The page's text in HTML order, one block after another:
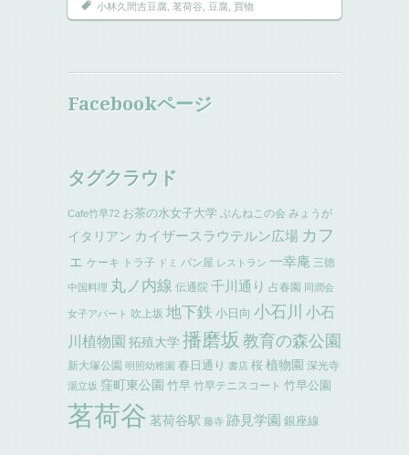
小林久間吉豆腐 茗荷谷 豆腐 買物
Facebookページ
タグクラウド
Cafe竹早72 お茶の水女子大学 ぶんねこの会 みょうが
イタリアン カイザースラウテルン広場 カフ
ェ ケーキ トラ子 ドミ パン屋 レストラン 一幸庵 三徳
中国料理 丸ノ内線 伝通院 千川通り 占春園 同潤会
女子アパート 吹上坂 地下鉄 小日向 小石川 小石
川植物園 拓殖大学播磨坂 教育の森公園
新大塚公園 明照幼稚園 春日通り 書店 桜 植物園 深光寺
湯立坂 窪町東公園 竹早 竹早テニスコート 竹早公園
茗荷谷 茗荷谷駅 藤寺 跡見学園 銀座線